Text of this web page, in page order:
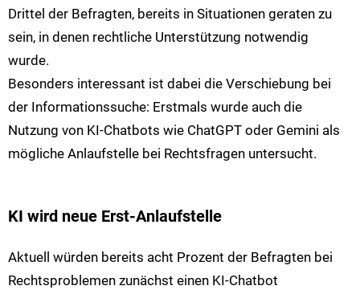
Drittel der Befragten, bereits in Situationen geraten zu
sein, in denen rechtliche Unterstützung notwendig
wurde.
Besonders interessant ist dabei die Verschiebung bei
der Informationssuche: Erstmals wurde auch die
Nutzung von KI-Chatbots wie ChatGPT oder Gemini als
mögliche Anlaufstelle bei Rechtsfragen untersucht.
KI wird neue Erst-Anlaufstelle
Aktuell würden bereits acht Prozent der Befragten bei
Rechtsproblemen zunächst einen KI-Chatbot